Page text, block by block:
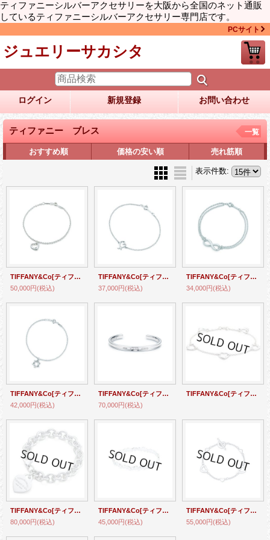
ティファニーシルバーアクセサリーを大阪から全国のネット通販
しているティファニーシルバーアクセサリー専門店です。
PCサイト
ジュエリーサカシタ
ログイン 新規登録 お問い合わせ
ティファニー ブレス 一覧
おすすめ順 価格の安い順 売れ筋順
表示件数:
TIFFANY&Co[ティファニー] ”エルサ・ペレッティ” オープンハート ブレスレット 並行輸入品t2010
50,000円(税込)
TIFFANY&Co[ティファニー] ラビング ハート タグ ブレスレット 並行輸入品t2020
37,000円(税込)
TIFFANY&Co[ティファニー] インフィニティ ブレスレット 並行輸入品t2021
34,000円(税込)
TIFFANY&Co[ティファニー] スター オブ ダビデ ブレスレット 並行輸入品t2026
42,000円(税込)
TIFFANY&Co[ティファニー] ”ティファニー1837” 1837ナロー カフ ブレスレット (L) 並行輸入品t2001
70,000円(税込)
TIFFANY&Co[ティファニー] ”エルサ・ペレッティ” ファイブオープンハートブレスレット 並行輸入品t2012
TIFFANY&Co[ティファニー] ”リターントゥティファニー” リターントゥ ハートタグブレスレット 並行輸入品t2013
80,000円(税込)
TIFFANY&Co[ティファニー] パロマ ピカソ モダンハート バングル スターリングシルバー 並行輸入品t2016
45,000円(税込)
TIFFANY&Co[ティファニー] ハートリンクブレス 並行輸入品t2018
55,000円(税込)